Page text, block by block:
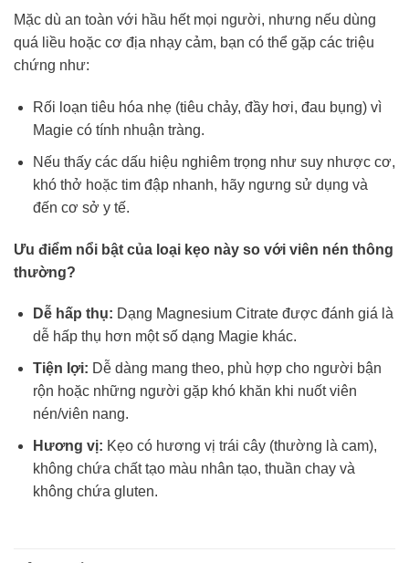
Mặc dù an toàn với hầu hết mọi người, nhưng nếu dùng
quá liều hoặc cơ địa nhạy cảm, bạn có thể gặp các triệu
chứng như:
Rối loạn tiêu hóa nhẹ (tiêu chảy, đầy hơi, đau bụng) vì
Magie có tính nhuận tràng.
Nếu thấy các dấu hiệu nghiêm trọng như suy nhược cơ,
khó thở hoặc tim đập nhanh, hãy ngưng sử dụng và
đến cơ sở y tế.
Ưu điểm nổi bật của loại kẹo này so với viên nén thông
thường?
Dễ hấp thụ: Dạng Magnesium Citrate được đánh giá là
dễ hấp thụ hơn một số dạng Magie khác.
Tiện lợi: Dễ dàng mang theo, phù hợp cho người bận
rộn hoặc những người gặp khó khăn khi nuốt viên
nén/viên nang.
Hương vị: Kẹo có hương vị trái cây (thường là cam),
không chứa chất tạo màu nhân tạo, thuần chay và
không chứa gluten.